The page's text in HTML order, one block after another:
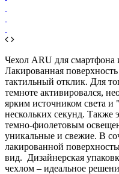
Чехол ARU для смартфона
Лакированная
тактильный отклик. Для
темноте активировался,
ярким источником света и
нескольких секунд. Также
темно-фиолетовым
уникальные и свежие. В
лакированной
вид. Дизайнерская
чехлом – идеальное